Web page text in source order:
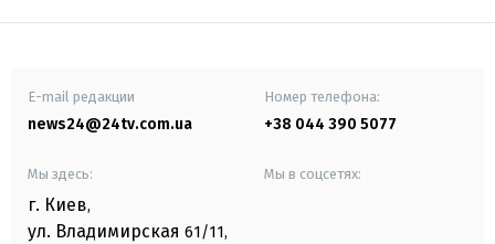
E-mail редакции
news24@24tv.com.ua
Номер телефона:
+38 044 390 5077
Мы здесь:
г. Киев,
ул. Владимирская 61/11,
Мы в соцсетях: